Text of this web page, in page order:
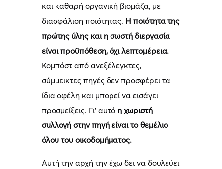
και καθαρή οργανική βιομάζα, με
διασφάλιση ποιότητας. Η ποιότητα της
πρώτης ύλης και η σωστή διεργασία
είναι προϋπόθεση, όχι λεπτομέρεια.
Κομπόστ από ανεξέλεγκτες,
σύμμεικτες πηγές δεν προσφέρει τα
ίδια οφέλη και μπορεί να εισάγει
προσμείξεις. Γι’ αυτό η χωριστή
συλλογή στην πηγή είναι το θεμέλιο
όλου του οικοδομήματος.
Αυτή την αρχή την έχω δει να δουλεύει